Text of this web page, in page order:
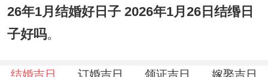
26年1月结婚好日子 2026年1月26日结缗日
子好吗。
结婚吉日 订婚吉日 领证吉日 嫁娶吉日